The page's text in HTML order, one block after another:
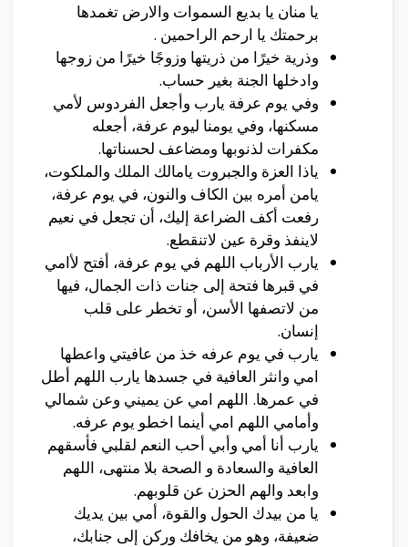
يا منان يا بديع السموات والارض تغمدها
برحمتك يا ارحم الراحمين .
وذرية خيرًا من ذريتها وزوجًا خيرًا من زوجها
وادخلها الجنة بغير حساب.
وفي يوم عرفة يارب وأجعل الفردوس لأمي
مسكنها، وفي يومنا ليوم عرفة، أجعله
مكفرات لذنوبها ومضاعف لحسناتها.
ياذا العزة والجبروت يامالك الملك والملكوت،
يامن أمره بين الكاف والنون، في يوم عرفة،
رفعت أكف الضراعة إليك، أن تجعل في نعيم
لاينفذ وقرة عين لاتنقطع.
يارب الأرباب اللهم في يوم عرفة، أفتح لأامي
في قبرها فتحة إلى جنات ذات الجمال، فيها
من لاتصفها الأسن، أو تخطر على قلب
إنسان.
يارب في يوم عرفه خذ من عافيتي واعطها
امي وانثر العافية في جسدها يارب اللهم أطل
في عمرها. اللهم امي عن يميني وعن شمالي
وأمامي اللهم امي أينما اخطو يوم عرفه.
يارب أنا أمي وأبي أحب النعم لقلبي فأسقهم
العافية والسعادة و الصحة بلا منتهى، اللهم
وابعد والهم الحزن عن قلوبهم.
يا من بيدك الحول والقوة، أمي بين يديك
ضعيفة، وهو من يخافك وركن إلى جنابك،